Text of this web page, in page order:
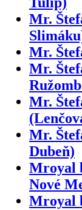
Mr.
Mr.
Mr.
Mr.
Mr.
Dubeň)
Mroyal
Nové
Mroyal